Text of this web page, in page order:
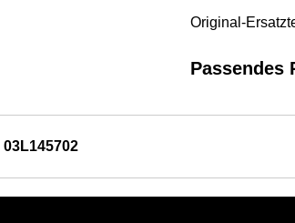
Original-
Passendes
03L145702